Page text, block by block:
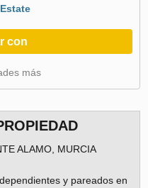
con
más
ALAMO, MURCIA
y pareados en